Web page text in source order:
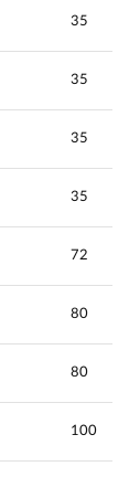
35
35
35
35
72
80
80
100